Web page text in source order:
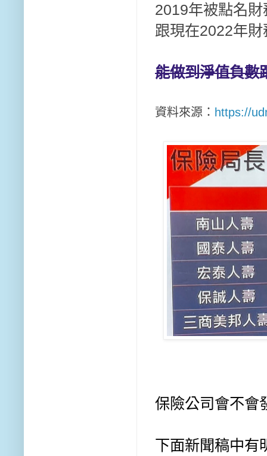
2019年被點名
跟現在2022年
能做到淨值負數
資料來源： https://
保險公司會不會
下面新聞稿中有